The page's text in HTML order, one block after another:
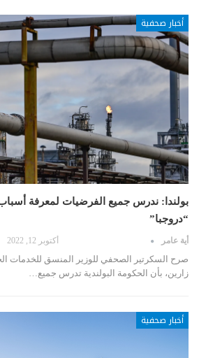
أخبار صحفية
بولندا: ندرس جميع الفرضيات لمعرفة
“دروجبا”
أية عامر أكتوبر 12, 2022
صرح السكرتير الصحفي للوزير المنسق للخدمات
زارين، بأن الحكومة البولندية تدرس جميع…
أخبار صحفية